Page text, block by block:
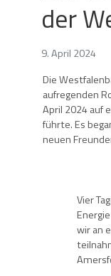
der
9. April 2024
Die
aufregenden
April 2024 auf
führte. Es
neuen
Vier
wir an